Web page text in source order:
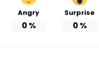
Angry
0 %
Surprise
0 %